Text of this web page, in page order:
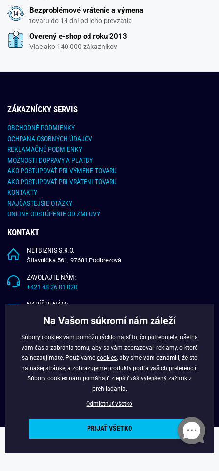
Bezproblémové vrátenie a výmena
tovaru do 14 dní od jeho prevzatia
Overený e-shop od roku 2013
Viac ako 140 000 zákazníkov
ZÁKAZNÍCKY SERVIS
OBCHODNÉ PODMIENKY
OCHRANA OSOBNÝCH ÚDAJOV
REKLAMAČNÉ PODMIENKY
MOŽNOSTI DOPRAVY A PLATBY
AKO POSTUPOVAŤ PRI VÝMENE TOVARU
AKO POSTUPOVAŤ PRI VRÁTENI TOVARU
KONTAKTY
NAJČASTEJŠIE OTÁZKY
ONLINE ODSTÚPENIE OD ZMLUVY
KONTAKT
NETBIZNIS S.R.O.
Štiavnička 561, 97681 Podbrezová
ZAVOLAJTE NÁM:
+421 48 26 01 020
NAPÍŠTE NÁM:
O NÁS
VERNOSTNÝ PROGRAM
BLOG
Copyright © 2025 - Budchlap.sk Všetky práva vyhradené. webdesign ©
Na Vašom súkromí nám záleží
Súbory cookies vám pomôžu rýchlo nájsť to, čo potrebujete, ušetria
vám čas a zabránia tomu, aby sa vám zobrazovali reklamy, o ktoré
sa nezaujímate. Používame cookies , aby sme vám oznámili, že ste
na našej stránke, a zobrazujeme produkty podľa vašich preferencií.
Súbory cookies nám pomáhajú zlepšiť váš vylepšený zážitok z
prehliadania.
Odmietnuť všetko
PRIJAŤ VŠETKO